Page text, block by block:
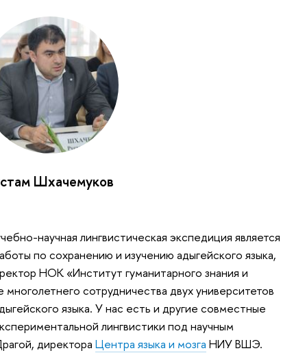
Шхачемуков
научная лингвистическая экспедиция является
по сохранению и изучению адыгейского языка,
НОК «Институт гуманитарного знания и
сотрудничества двух университетов
языка. У нас есть и другие совместные
лингвистики под научным
директора Центра языка и мозга НИУ ВШЭ.